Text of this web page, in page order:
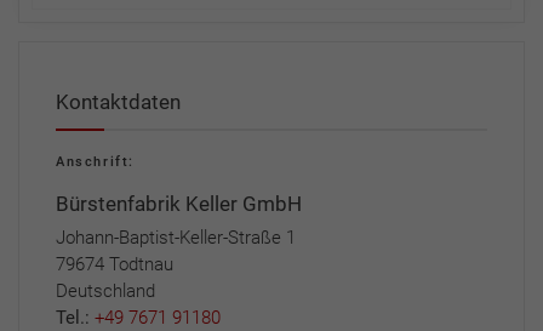
Kontaktdaten
Anschrift:
Bürstenfabrik Keller GmbH
Johann-Baptist-Keller-Straße 1
79674 Todtnau
Deutschland
Tel.: +49 7671 91180